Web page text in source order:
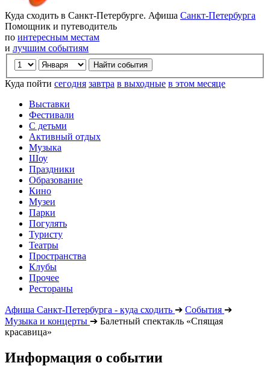
Куда сходить в Санкт-Петербурге. Афиша Санкт-Петербурга
Помощник и путеводитель
по интересным местам
и лучшим событиям
Куда пойти сегодня завтра в выходные в этом месяце
Выставки
Фестивали
С детьми
Активный отдых
Музыка
Шоу
Праздники
Образование
Кино
Музеи
Парки
Погулять
Туристу
Театры
Пространства
Клубы
Прочее
Рестораны
Афиша Санкт-Петербурга - куда сходить ➔ События ➔
Музыка и концерты ➔ Балетный спектакль «Спящая
красавица»
Информация о событии